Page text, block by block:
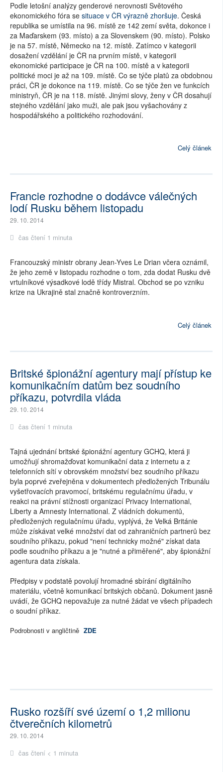
Podle letošní analýzy genderové nerovnosti Světového
ekonomického fóra se situace v ČR výrazně zhoršuje. Česká
republika se umístila na 96. místě ze 142 zemí světa, dokonce i
za Maďarskem (93. místo) a za Slovenskem (90. místo). Polsko
je na 57. místě, Německo na 12. místě. Zatímco v kategorii
dosažení vzdělání je ČR na prvním místě, v kategorii
ekonomické participace je ČR na 100. místě a v kategorii
politické moci je až na 109. místě. Co se týče platů za obdobnou
práci, ČR je dokonce na 119. místě. Co se týče žen ve funkcích
ministryň, ČR je na 118. místě. Jinými slovy, ženy v ČR dosahují
stejného vzdělání jako muži, ale pak jsou vyšachovány z
hospodářského a politického rozhodování.
Celý článek
Francie rozhodne o dodávce válečných
lodí Rusku během listopadu
29. 10. 2014
čas čtení 1 minuta
Francouzský ministr obrany Jean-Yves Le Drian včera oznámil,
že jeho země v listopadu rozhodne o tom, zda dodat Rusku dvě
vrtulníkové výsadkové lodě třídy Mistral. Obchod se po vzniku
krize na Ukrajině stal značně kontroverzním.
Celý článek
Britské špionážní agentury mají přístup ke
komunikačním datům bez soudního
příkazu, potvrdila vláda
29. 10. 2014
čas čtení 1 minuta
Tajná ujednání britské špionážní agentury GCHQ, která ji
umožňují shromažďovat komunikační data z internetu a z
telefonních sítí v obrovském množství bez soudního příkazu
byla poprvé zveřejněna v dokumentech předložených Tribunálu
vyšetřovacích pravomocí, britskému regulačnímu úřadu, v
reakci na právní stížnosti organizací Privacy International,
Liberty a Amnesty International. Z vládních dokumentů,
předložených regulačnímu úřadu, vyplývá, že Velká Británie
může získávat velké množství dat od zahraničních partnerů bez
soudního příkazu, pokud "není technicky možné" získat data
podle soudního příkazu a je "nutné a přiměřené", aby špionážní
agentura data získala.
Předpisy v podstatě povolují hromadné sbírání digitálního
materiálu, včetně komunikací britských občanů. Dokument jasně
uvádí, že GCHQ nepovažuje za nutné žádat ve všech případech
o soudní příkaz.
Podrobnosti v angličtině ZDE
Rusko rozšíří své území o 1,2 milionu
čtverečních kilometrů
29. 10. 2014
čas čtení < 1 minuta